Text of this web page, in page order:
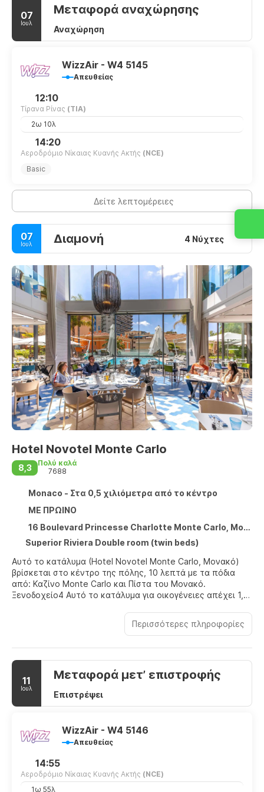
07
Ιουλ
Μεταφορά αναχώρησης
Αναχώρηση
WizzAir - W4 5145
Απευθείας
12:10
Τίρανα Ρίνας (TIA)
2ω 10λ
14:20
Αεροδρόμιο Νίκαιας Κυανής Ακτής (NCE)
Basic
Δείτε λεπτομέρειες
07
Ιουλ Διαμονή 4 Νύχτες
Hotel Novotel Monte Carlo
8,3
Πολύ καλά
7688
Monaco - Στα 0,5 χιλιόμετρα από το κέντρο
ΜΕ ΠΡΩΙΝΟ
16 Boulevard Princesse Charlotte Monte Carlo, Monaco 98000
Superior Riviera Double room (twin beds)
Αυτό το κατάλυμα (Hotel Novotel Monte Carlo, Μονακό)
βρίσκεται στο κέντρο της πόλης, 10 λεπτά με τα πόδια
από: Καζίνο Monte Carlo και Πίστα του Μονακό.
Ξενοδοχείο4 Αυτό το κατάλυμα για οικογένειες απέχει 1,3
από: Παλάτι του Πρίγκιπα του Μονακό.
προσφέρονται, όπως εξωτερική πισίνα, χαμάμ και
γυμναστήριο. Σε αυτό το ξενοδοχείο θα βρείτε επίσης
δωρεάν ασύρματο ίντερνετ, μπέιμπι-σίτινγκ (επιπλέον
χρέωση) και βοήθεια για προγραμματισμό ξεναγήσεων/
αγορά εισιτηρίων.
διαθέτουν τηλεοράσεις με επίπεδη οθόνη. Mπορείτε να
είστε πάντα online με δωρεάν ασύρματη πρόσβαση στο
δορυφορικά κανάλια. Τα ιδιωτικά μπάνια διαθέτουν δωρεάν
προϊόντα προσωπικής περιποίησης και πιστολάκια
μαλλιών. Οι παροχές περιλαμβάνουν τηλέφωνα, καθώς
Περισσότερες πληροφορίες
11
Ιουλ
Μεταφορά μετ’ επιστροφής
Επιστρέψει
WizzAir - W4 5146
Απευθείας
14:55
Αεροδρόμιο Νίκαιας Κυανής Ακτής (NCE)
1ω 55λ